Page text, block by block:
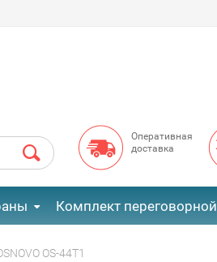
Оперативная
доставка
Комплект переговорной
OS-44T1